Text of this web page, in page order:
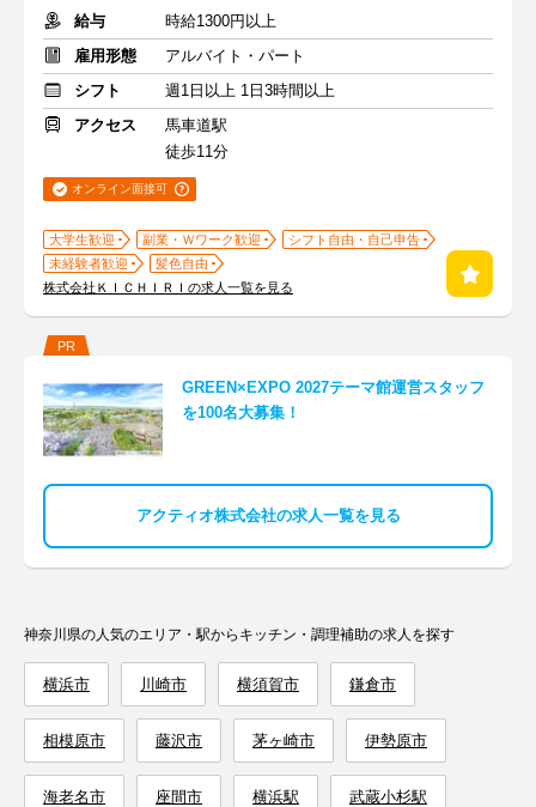
給与
時給1300円以上
雇用形態
アルバイト・パート
シフト
週1日以上 1日3時間以上
アクセス
馬車道駅
徒歩11分
オンライン面接可
大学生歓迎 副業・Ｗワーク歓迎
シフト自由・自己申告
未経験者歓迎
髪色自由
株式会社ＫＩＣＨＩＲＩの求人一覧を見る
PR
GREEN×EXPO 2027テーマ館運営スタッフ
を100名大募集！
アクティオ株式会社の求人一覧を見る
神奈川県の人気のエリア・駅からキッチン・調理補助の求人を探す
横浜市 川崎市 横須賀市 鎌倉市
相模原市 藤沢市 茅ヶ崎市 伊勢原市
海老名市 座間市 横浜駅 武蔵小杉駅